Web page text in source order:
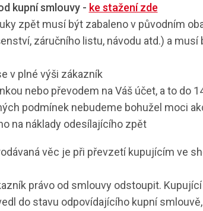
kupní smlouvy - ke stažení zde
zpět musí být zabaleno v původním
záručního listu, návodu atd.) a musí
v plné výši zákazník
nebo převodem na Váš účet, a to do
podmínek nebudeme bohužel moci
na náklady odesílajícího zpět
věc je při převzetí kupujícím ve
právo od smlouvy odstoupit.
do stavu odpovídajícího kupní